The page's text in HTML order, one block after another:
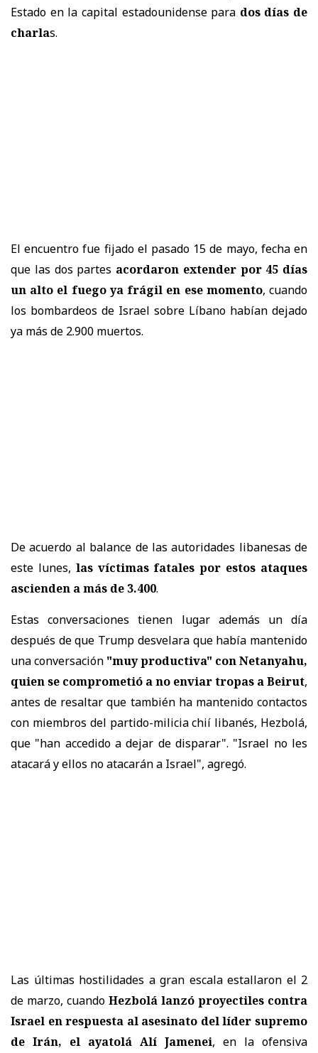
Estado en la capital estadounidense para dos días de
charlas.
El encuentro fue fijado el pasado 15 de mayo, fecha en
que las dos partes acordaron extender por 45 días
un alto el fuego ya frágil en ese momento, cuando
los bombardeos de Israel sobre Líbano habían dejado
ya más de 2.900 muertos.
De acuerdo al balance de las autoridades libanesas de
este lunes, las víctimas fatales por estos ataques
ascienden a más de 3.400.
Estas conversaciones tienen lugar además un día
después de que Trump desvelara que había mantenido
una conversación "muy productiva" con Netanyahu,
quien se comprometió a no enviar tropas a Beirut,
antes de resaltar que también ha mantenido contactos
con miembros del partido-milicia chií libanés, Hezbolá,
que "han accedido a dejar de disparar". "Israel no les
atacará y ellos no atacarán a Israel", agregó.
Las últimas hostilidades a gran escala estallaron el 2
de marzo, cuando Hezbolá lanzó proyectiles contra
Israel en respuesta al asesinato del líder supremo
de Irán, el ayatolá Alí Jamenei, en la ofensiva